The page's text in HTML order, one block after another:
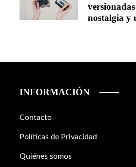
nostalgia y
INFORMACIÓN
Contacto
Políticas de Privacidad
Quiénes somos